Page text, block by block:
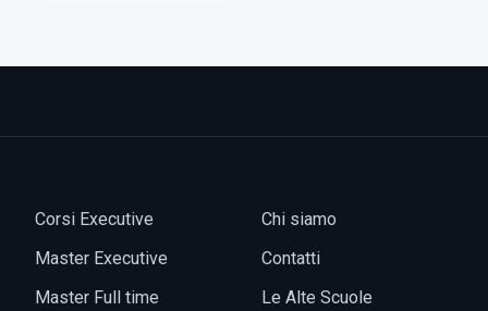
Corsi Executive
Master Executive
Master Full time
Chi siamo
Contatti
Le Alte Scuole